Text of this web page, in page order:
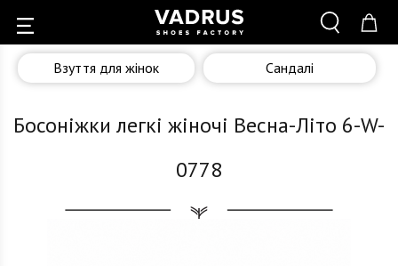
Взуття для жінок Сандалі
Босоніжки легкі жіночі Весна-Літо 6-W-
0778